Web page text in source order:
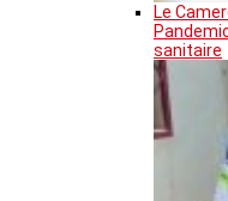
Le
sanitaire